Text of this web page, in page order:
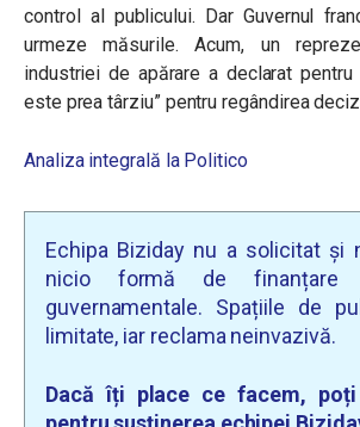
control al publicului. Dar Guvernul
urmeze măsurile. Acum, un
industriei de apărare a declarat
este prea târziu” pentru regândirea
Analiza integrală la Politico
Echipa Biziday nu a solicitat și
nicio formă de finanțare
guvernamentale. Spațiile de
limitate, iar reclama neinvazivă.
Dacă îți place ce facem,